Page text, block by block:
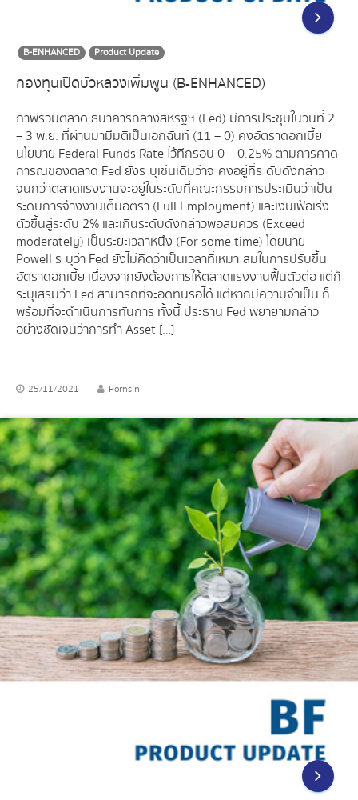
B-ENHANCED Product Update
กองทุนเปิดบัวหลวงเพิ่มพูน (B-ENHANCED)
ภาพรวมตลาด ธนาคารกลางสหรัฐฯ (Fed) มีการประชุมในวันที่ 2
– 3 พ.ย. ที่ผ่านมามีมติเป็นเอกฉันท์ (11 – 0) คงอัตราดอกเบี้ย
นโยบาย Federal Funds Rate ไว้ที่กรอบ 0 – 0.25% ตามการคาด
การณ์ของตลาด Fed ยังระบุเช่นเดิมว่าจะคงอยู่ที่ระดับดังกล่าว
จนกว่าตลาดแรงงานจะอยู่ในระดับที่คณะกรรมการประเมินว่าเป็น
ระดับการจ้างงานเต็มอัตรา (Full Employment) และเงินเฟ้อเร่ง
ตัวขึ้นสู่ระดับ 2% และเกินระดับดังกล่าวพอสมควร (Exceed
moderately) เป็นระยะเวลาหนึ่ง (For some time) โดยนาย
Powell ระบุว่า Fed ยังไม่คิดว่าเป็นเวลาที่เหมาะสมในการปรับขึ้น
อัตราดอกเบี้ย เนื่องจากยังต้องการให้ตลาดแรงงานฟื้นตัวต่อ แต่ก็
ระบุเสริมว่า Fed สามารถที่จะอดทนรอได้ แต่หากมีความจำเป็น ก็
พร้อมที่จะดำเนินการทันการ ทั้งนี้ ประธาน Fed พยายามกล่าว
อย่างชัดเจนว่าการทำ Asset […]
25/11/2021 Pornsin